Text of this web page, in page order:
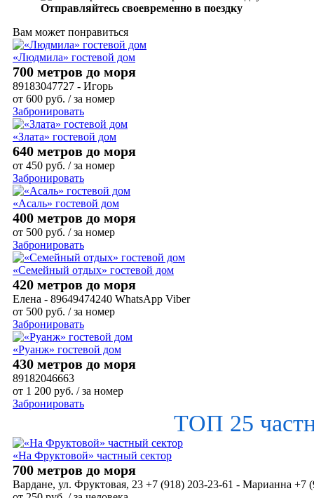
Отправляйтесь своевременно в поездку
Вам может понравиться
«Людмила» гостевой дом
700 метров до моря
89183047727 - Игорь
от 600 руб. / за номер
Забронировать
«Злата» гостевой дом
640 метров до моря
от 450 руб. / за номер
Забронировать
«Асаль» гостевой дом
400 метров до моря
от 500 руб. / за номер
Забронировать
«Семейный отдых» гостевой дом
420 метров до моря
Елена - 89649474240 WhatsApp Viber
от 500 руб. / за номер
Забронировать
«Руанж» гостевой дом
430 метров до моря
89182046663
от 1 200 руб. / за номер
Забронировать
ТОП 25
«На Фруктовой» частный сектор
700 метров до моря
Вардане, ул. Фруктовая, 23 +7 (918) 203-23-61 - Марианна +7